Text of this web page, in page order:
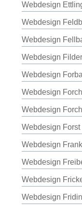
Webdesign
Webdesign
Webdesign
Webdesign
Webdesign
Webdesign
Webdesign
Webdesign Forst
Webdesign
Webdesign
Webdesign
Webdesign